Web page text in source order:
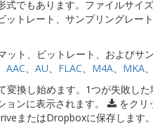
でもあります。ファイルサイ
ットレート、サンプリングレー
ット、ビットレート、およびサ
AAC、 AU、 FLAC、 M4A、 MKA、
変換し始めます。1つが失敗し
ンに表示されます。
をクリ
またはDropboxに保存します。